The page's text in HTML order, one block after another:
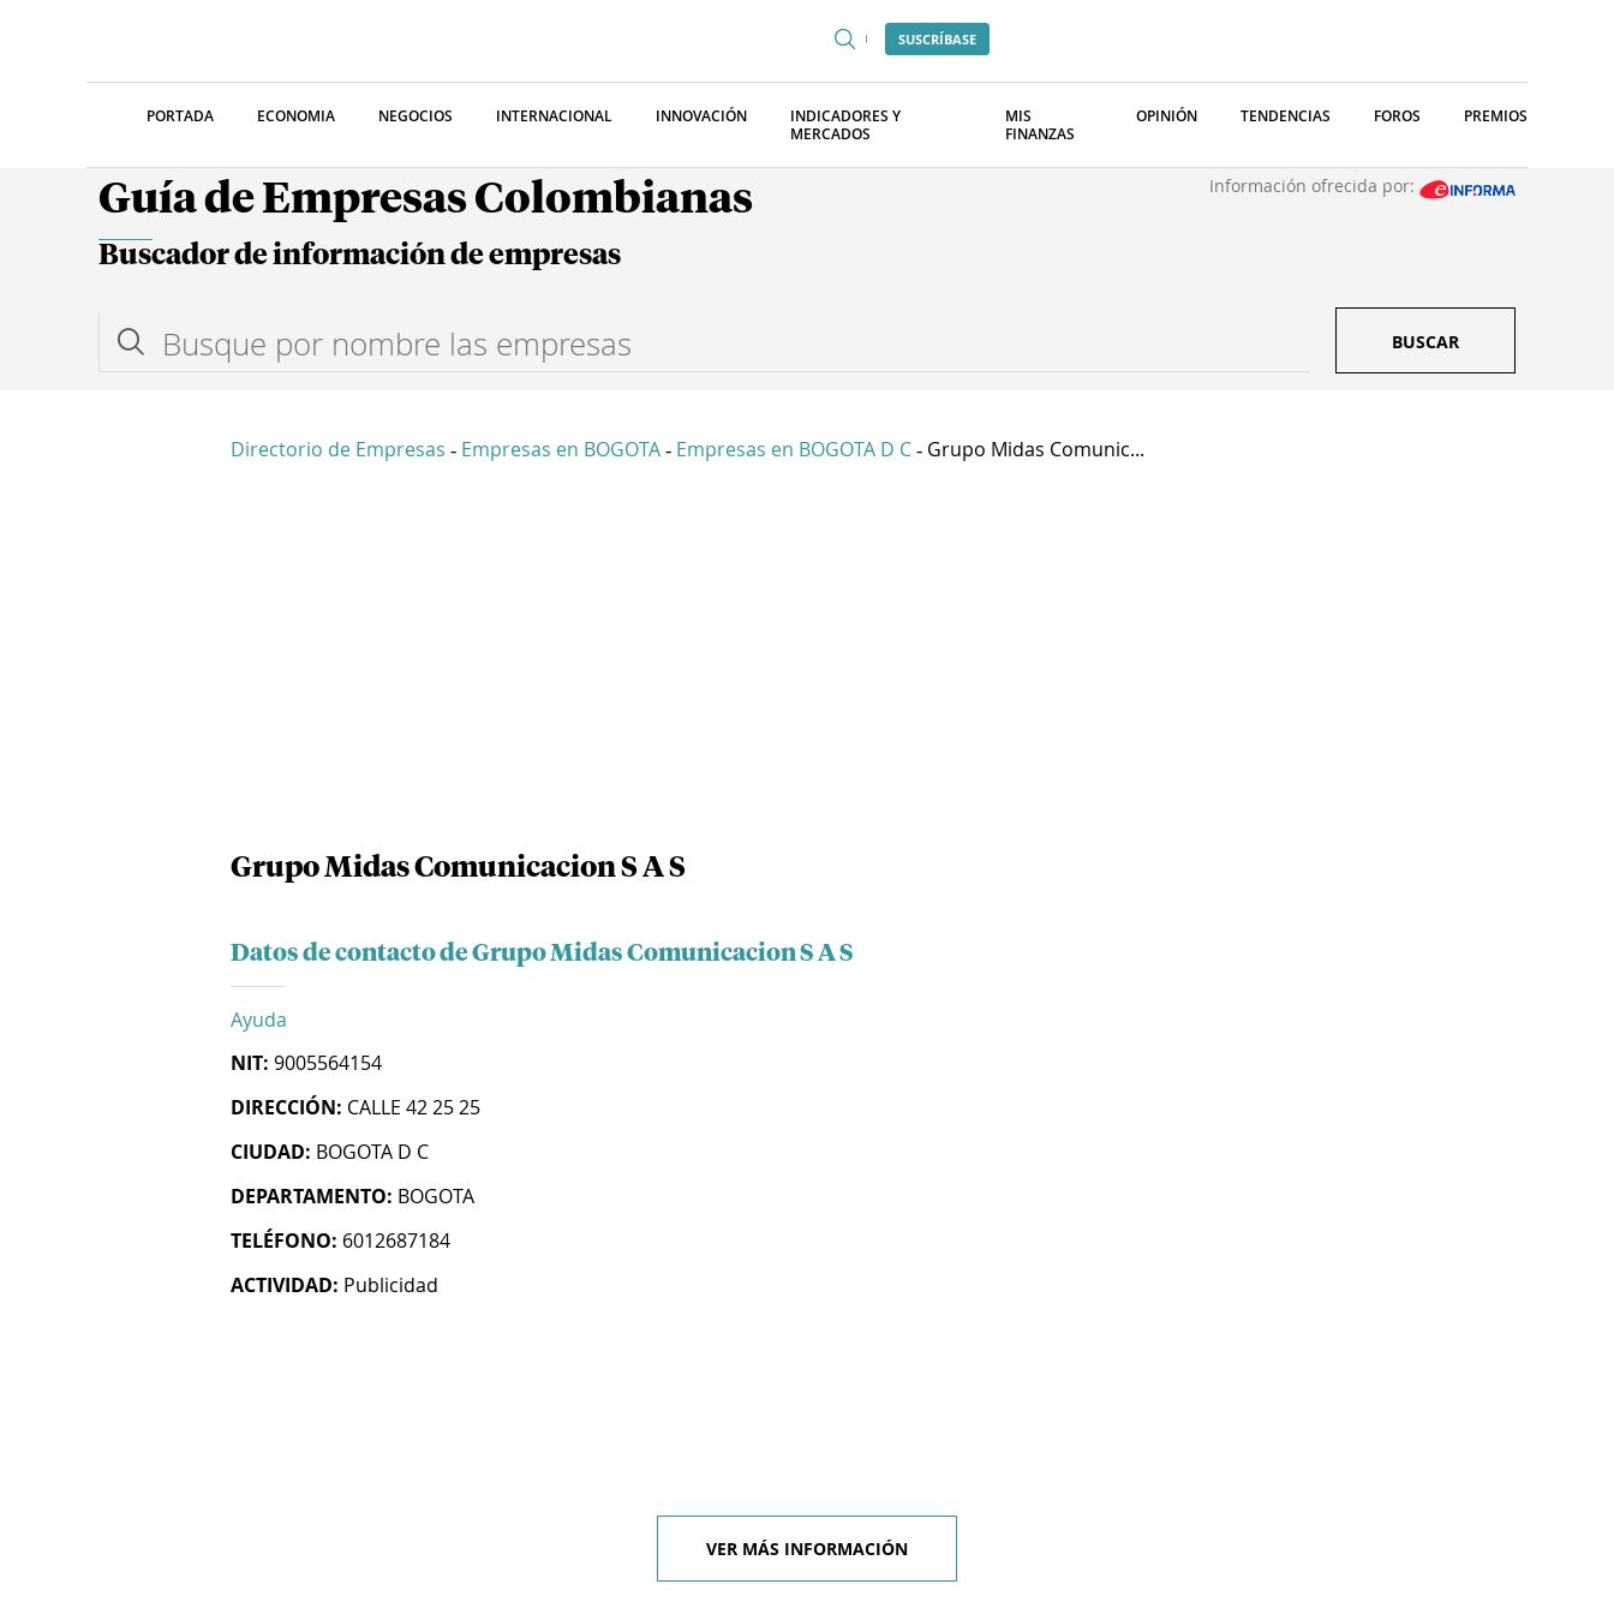
SUSCRÍBASE
PORTADA ECONOMIA NEGOCIOS INTERNACIONAL INNOVACIÓN
INDICADORES Y
MERCADOS
MIS
FINANZAS
OPINIÓN TENDENCIAS FOROS PREMIOS
Guía de Empresas Colombianas Información ofrecida por:
Buscador de información de empresas
BUSCAR
Directorio de Empresas - Empresas en BOGOTA - Empresas en BOGOTA D C - Grupo Midas Comunic...
Grupo Midas Comunicacion S A S
Datos de contacto de Grupo Midas Comunicacion S A S
Ayuda
NIT: 9005564154
DIRECCIÓN: CALLE 42 25 25
CIUDAD: BOGOTA D C
DEPARTAMENTO: BOGOTA
TELÉFONO: 6012687184
ACTIVIDAD: Publicidad
VER MÁS INFORMACIÓN